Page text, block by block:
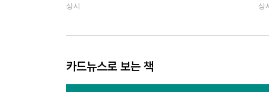
상시 상
카드뉴스로 보는 책